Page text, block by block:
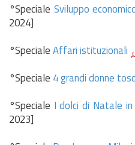
°Speciale Sviluppo
2024]
°SpecialeAffari istituzionali
°Speciale 4 grandi donne
°Speciale I dolci di Natale in
2023]